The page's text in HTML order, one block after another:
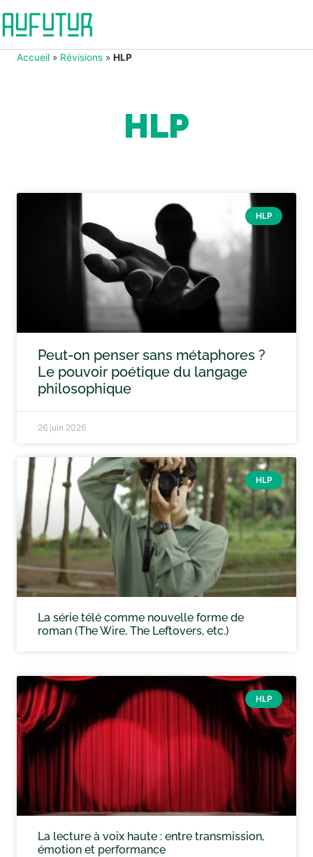
Accueil » Révisions » HLP
HLP
HLP
Peut-on penser sans métaphores ?
Le pouvoir poétique du langage
philosophique
26 juin 2026
HLP
La série télé comme nouvelle forme de
roman (The Wire, The Leftovers, etc.)
HLP
La lecture à voix haute : entre transmission,
émotion et performance